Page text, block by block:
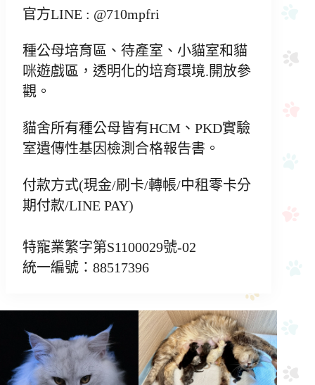
官方LINE : @710mpfri
種公母培育區、待產室、小貓室和貓
咪遊戲區，透明化的培育環境.開放參
觀。
貓舍所有種公母皆有HCM、PKD實驗
室遺傳性基因檢測合格報告書。
付款方式(現金/刷卡/轉帳/中租零卡分
期付款/LINE PAY)
特寵業繁字第S1100029號-02
統一編號：88517396